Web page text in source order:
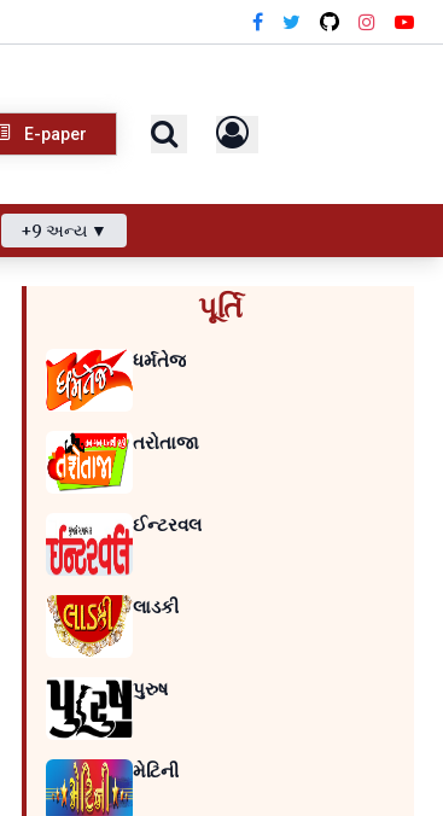
E-paper
+9 અન્ય ▼
પૂર્તિ
ધર્મતેજ
તરોતાજા
ઈન્ટરવલ
લાડકી
પુરુષ
મેટિની